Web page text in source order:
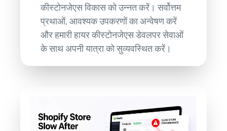
कीस्टोनजेएस विकास को उन्नत करें। सर्वोत्तम
प्रथाओं, आवश्यक उपकरणों का अन्वेषण करें
और हमारी हायर कीस्टोनजेएस डेवलपर सेवाओं
के साथ अपनी यात्रा को सुव्यवस्थित करें।